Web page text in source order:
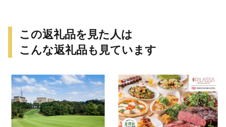
県 小牧市 送料無料
この返礼品を見た人は
こんな返礼品も見ています